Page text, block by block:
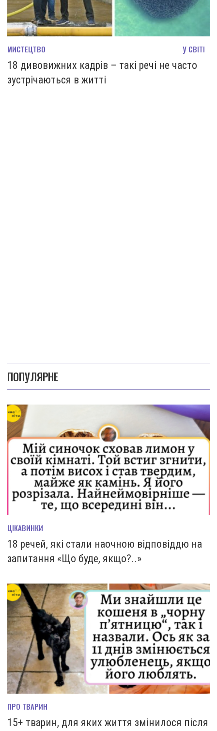
МИСТЕЦТВО У СВІТІ
18 дивовижних кадрів – такі речі не часто
зустрічаються в житті
ПОПУЛЯРНЕ
ЦІКАВИНКИ
18 речей, які стали наочною відповіддю на
запитання «Що буде, якщо?..»
ПРО ТВАРИН
15+ тварин, для яких життя змінилося після